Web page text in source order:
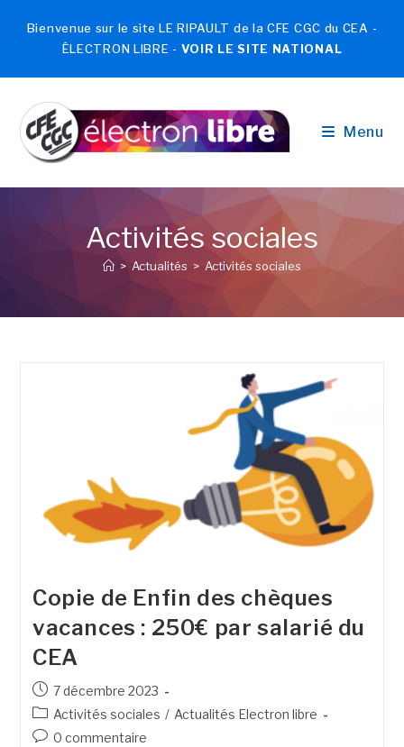
Bienvenue sur le site LE RIPAULT de la CFE CGC du CEA -
ÉLECTRON LIBRE - VOIR LE SITE NATIONAL
Menu
Activités sociales
> Actualités > Activités sociales
Copie de Enfin des chèques
vacances : 250€ par salarié du
CEA
7 décembre 2023
Activités sociales / Actualités Electron libre
0 commentaire